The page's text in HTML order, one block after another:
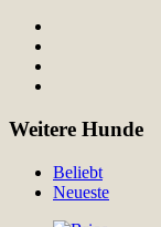
Weitere Hunde
Beliebt
Neueste